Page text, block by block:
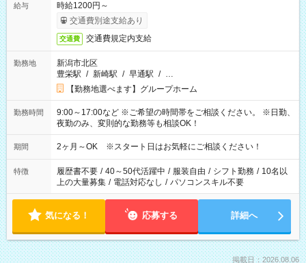
給与
時給1200円～
交通費別途支給あり
交通費 交通費規定内支給
勤務地
新潟市北区
豊栄駅 / 新崎駅 / 早通駅 / …
【勤務地選べます】グループホーム
勤務時間
9:00～17:00など ※ご希望の時間帯をご相談ください。 ※日勤、
夜勤のみ、変則的な勤務等も相談OK！
期間 2ヶ月～OK ※スタート日はお気軽にご相談ください！
特徴 履歴書不要 / 40～50代活躍中 / 服装自由 / シフト勤務 / 10名以
上の大量募集 / 電話対応なし / パソコンスキル不要
気になる！ 応募する 詳細へ
掲載日：2026.08.06